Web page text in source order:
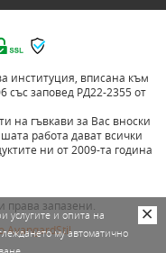
институция, вписана към
със заповед РД22-2355 от
на гъвкави за Вас вноски
работа дават всички
ни от 2009-та година
права запазени.
AvangardStil
услугите и опита на
му автоматично